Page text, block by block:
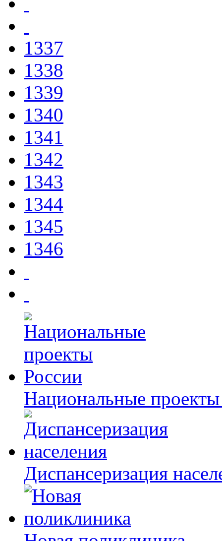
1337
1338
1339
1340
1341
1342
1343
1344
1345
1346
Национальные
Диспансеризация